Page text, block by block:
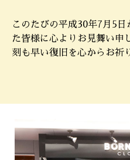
このたびの平成30年7月5
た皆様に心よりお見舞い申
刻も早い復旧を心からお祈